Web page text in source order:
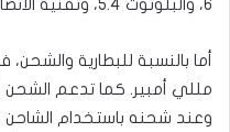
6، والبلوتوث 5.4، وتقنية الاتصال قريب المدى (NFC).
وعند شحنه باستخدام الشاحن